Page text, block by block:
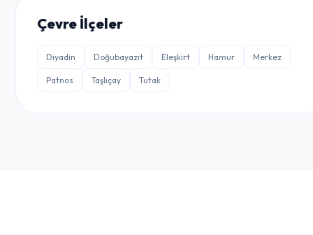
Çevre İlçeler
Diyadin Doğubayazıt Eleşkirt Hamur Merkez
Patnos Taşlıçay Tutak